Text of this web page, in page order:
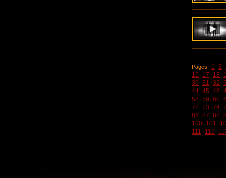
Pages: 1 2
16
17 18
30 31 32
44 45 46
58 59 60
72 73 74
86 87 88
100 101
111
112